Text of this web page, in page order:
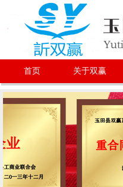
首页 关于双赢